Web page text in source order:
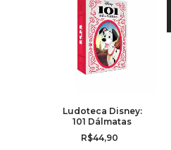
Ludoteca Disney:
101 Dálmatas
R$44,90